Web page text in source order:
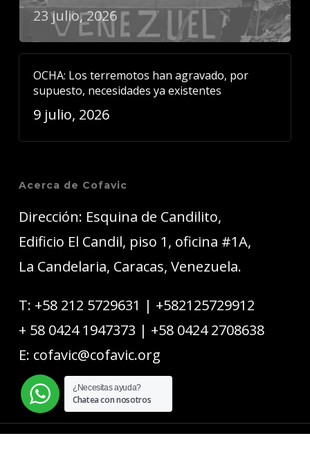
23 julio, 2026
OCHA: Los terremotos han agravado, por
supuesto, necesidades ya existentes
9 julio, 2026
Acerca de Cofavic
Dirección: Esquina de Candilito,
Edificio El Candil, piso 1, oficina #1A,
La Candelaria, Caracas, Venezuela.
T: +58 212 5729631 | +582125729912
+ 58 0424 1947373 | +58 0424 2708638
E: cofavic@cofavic.org
¿Necesitas ayuda?
Chatea con nosotros